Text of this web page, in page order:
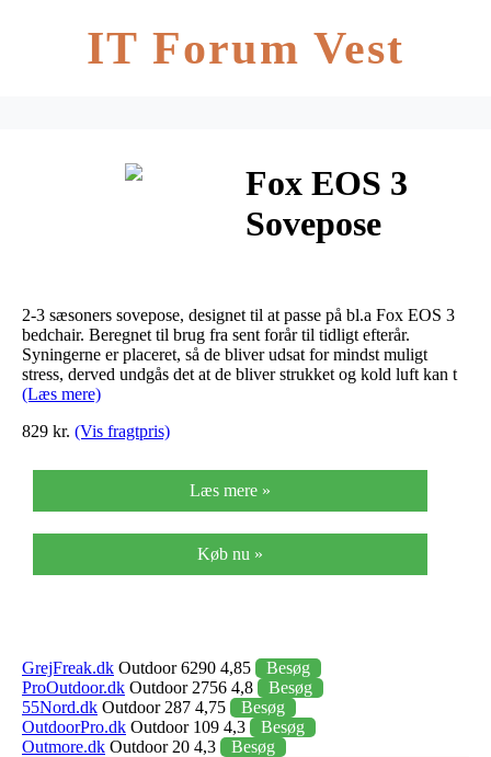
IT Forum Vest
Fox EOS 3
Sovepose
2-3 sæsoners sovepose, designet til at passe på bl.a Fox EOS 3
bedchair. Beregnet til brug fra sent forår til tidligt efterår.
Syningerne er placeret, så de bliver udsat for mindst muligt
stress, derved undgås det at de bliver strukket og kold luft kan t
(Læs mere)
829 kr. (Vis fragtpris)
Læs mere »
Køb nu »
GrejFreak.dk Outdoor 6290 4,85
Besøg
ProOutdoor.dk Outdoor 2756 4,8
Besøg
55Nord.dk Outdoor 287 4,75
Besøg
OutdoorPro.dk Outdoor 109 4,3
Besøg
Outmore.dk Outdoor 20 4,3
Besøg